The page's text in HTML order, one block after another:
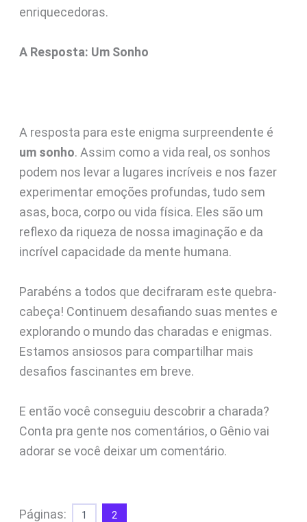
enriquecedoras.
A Resposta: Um Sonho
A resposta para este enigma surpreendente é
um sonho. Assim como a vida real, os sonhos
podem nos levar a lugares incríveis e nos fazer
experimentar emoções profundas, tudo sem
asas, boca, corpo ou vida física. Eles são um
reflexo da riqueza de nossa imaginação e da
incrível capacidade da mente humana.
Parabéns a todos que decifraram este quebra-
cabeça! Continuem desafiando suas mentes e
explorando o mundo das charadas e enigmas.
Estamos ansiosos para compartilhar mais
desafios fascinantes em breve.
E então você conseguiu descobrir a charada?
Conta pra gente nos comentários, o Gênio vai
adorar se você deixar um comentário.
Páginas: 1 2